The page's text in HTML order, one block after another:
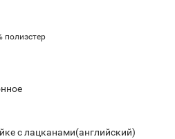
полиэстер
с лацканами(английский)